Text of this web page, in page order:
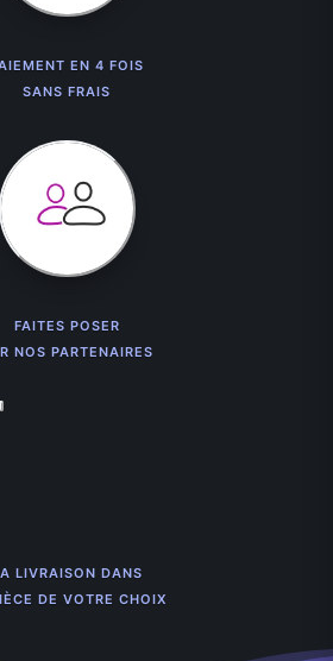
EN 4 FOIS
SANS FRAIS
FAITES POSER
NOS PARTENAIRES
LIVRAISON DANS
DE VOTRE CHOIX